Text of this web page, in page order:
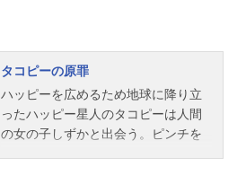
タコピーの原罪
ハッピーを広めるため地球に降り立
ったハッピー星人のタコピーは人間
の女の子しずかと出会う。ピンチを